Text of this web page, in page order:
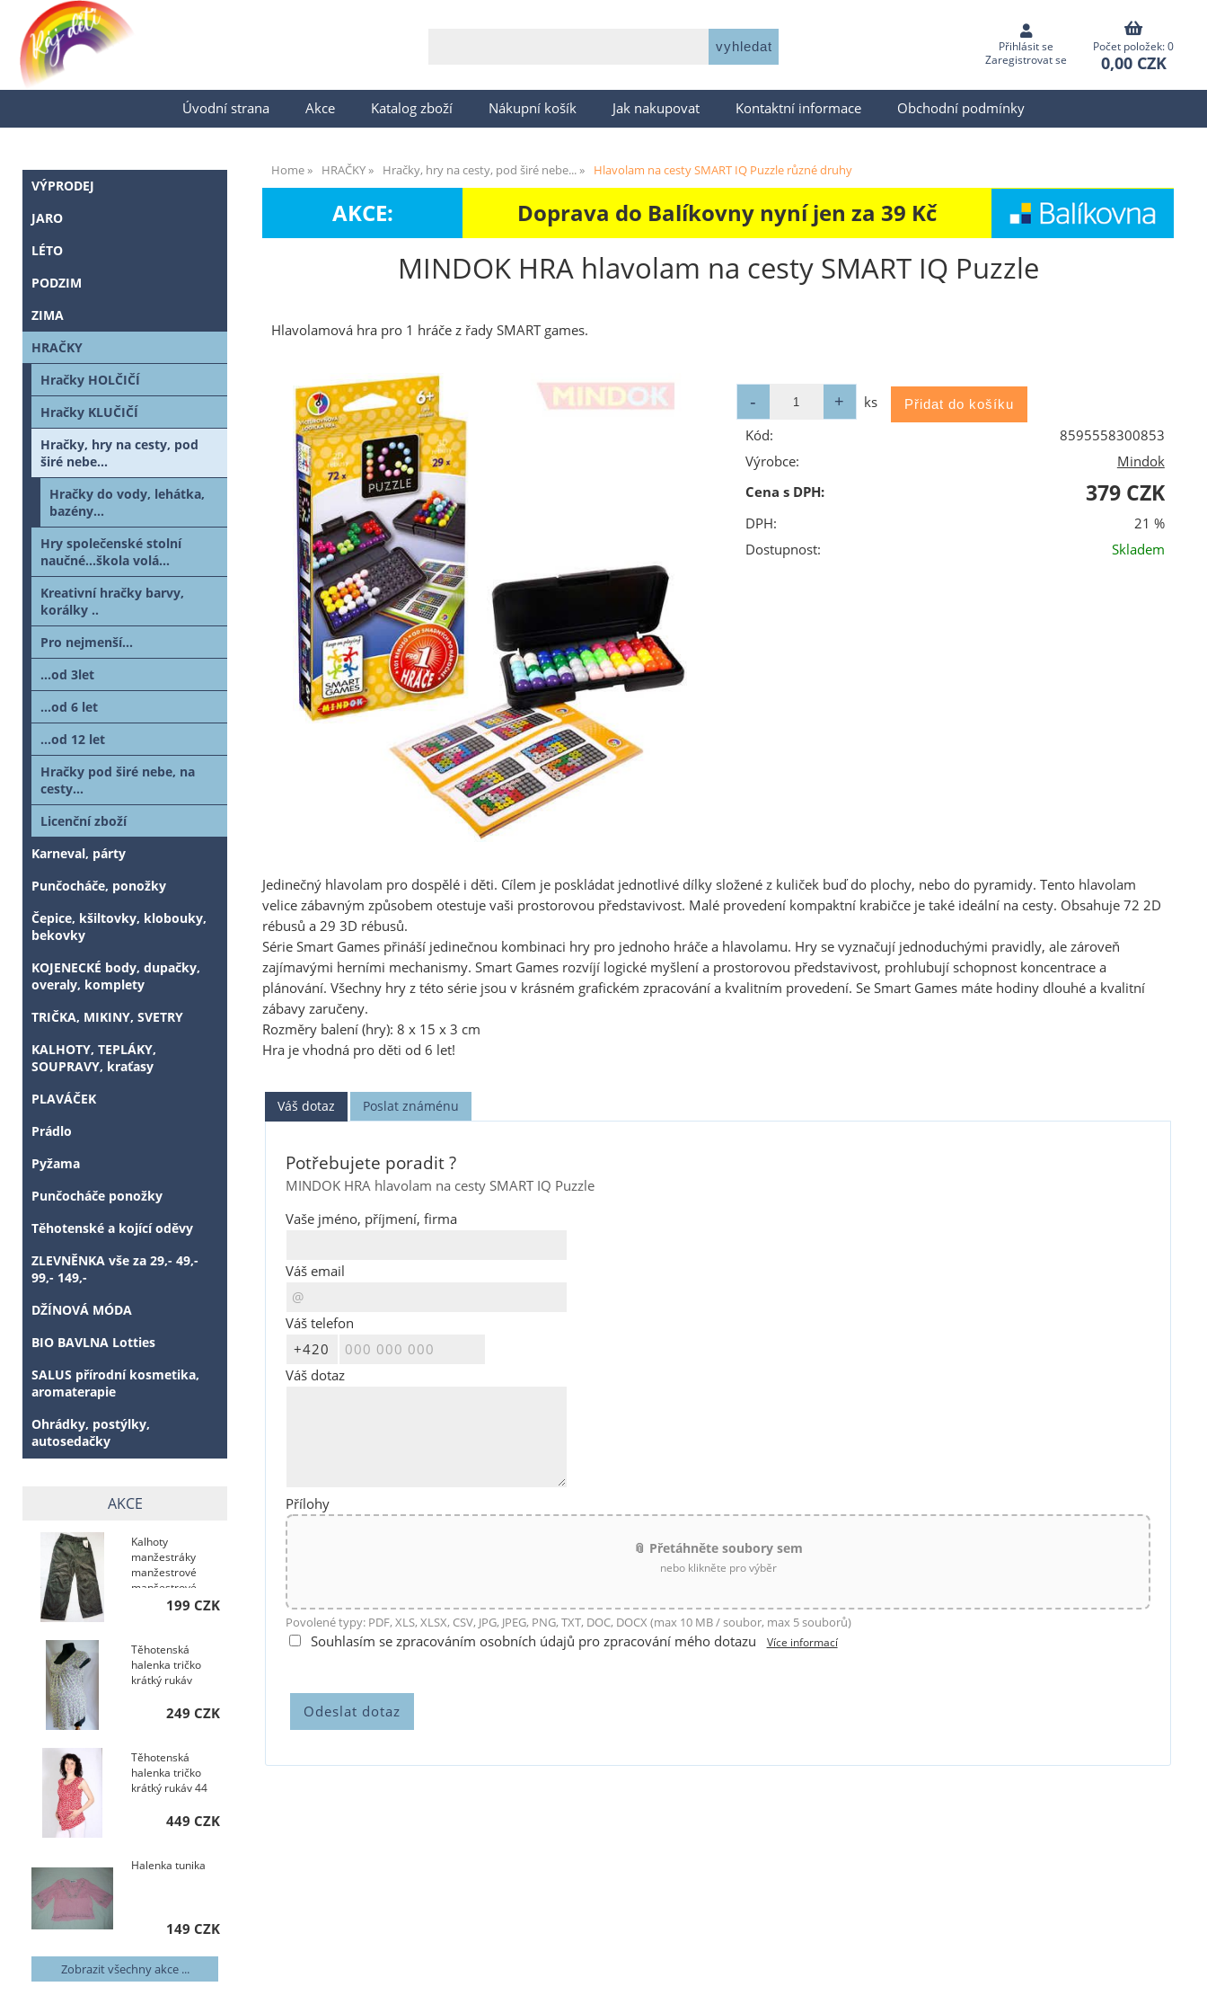
Přihlásit se
Zaregistrovat se
Počet položek: 0
0,00 CZK
Úvodní strana Akce Katalog zboží Nákupní košík Jak nakupovat Kontaktní informace Obchodní podmínky
Home HRAČKY Hračky, hry na cesty, pod širé nebe... Hlavolam na cesty SMART IQ Puzzle různé druhy
AKCE: Doprava do Balíkovny nyní jen za 39 Kč
MINDOK HRA hlavolam na cesty SMART IQ Puzzle
Hlavolamová hra pro 1 hráče z řady SMART games.
ks
Kód:
8595558300853
Výrobce:
Mindok
Cena s DPH:
379 CZK
DPH:
21 %
Dostupnost:
Skladem
Jedinečný hlavolam pro dospělé i děti. Cílem je poskládat jednotlivé dílky složené z kuliček buď do plochy, nebo do pyramidy. Tento hlavolam
velice zábavným způsobem otestuje vaši prostorovou představivost. Malé provedení kompaktní krabičce je také ideální na cesty. Obsahuje 72 2D
rébusů a 29 3D rébusů.
Série Smart Games přináší jedinečnou kombinaci hry pro jednoho hráče a hlavolamu. Hry se vyznačují jednoduchými pravidly, ale zároveň
zajímavými herními mechanismy. Smart Games rozvíjí logické myšlení a prostorovou představivost, prohlubují schopnost koncentrace a
plánování. Všechny hry z této série jsou v krásném grafickém zpracování a kvalitním provedení. Se Smart Games máte hodiny dlouhé a kvalitní
zábavy zaručeny.
Rozměry balení (hry): 8 x 15 x 3 cm
Hra je vhodná pro děti od 6 let!
Váš dotaz Poslat známénu
Potřebujete poradit ?
MINDOK HRA hlavolam na cesty SMART IQ Puzzle
Vaše jméno, příjmení, firma
Váš email
Váš telefon
Váš dotaz
Přílohy
📎 Přetáhněte soubory sem
nebo klikněte pro výběr
Povolené typy: PDF, XLS, XLSX, CSV, JPG, JPEG, PNG, TXT, DOC, DOCX (max 10 MB / soubor, max 5 souborů)
Souhlasím se zpracováním osobních údajů pro zpracování mého dotazu Více informací
VÝPRODEJ
JARO
LÉTO
PODZIM
ZIMA
HRAČKY
Hračky HOLČIČÍ
Hračky KLUČIČÍ
Hračky, hry na cesty, pod
širé nebe...
Hračky do vody, lehátka,
bazény...
Hry společenské stolní
naučné...škola volá...
Kreativní hračky barvy,
korálky ..
Pro nejmenší...
...od 3let
...od 6 let
...od 12 let
Hračky pod širé nebe, na
cesty...
Licenční zboží
Karneval, párty
Punčocháče, ponožky
Čepice, kšiltovky, klobouky,
bekovky
KOJENECKÉ body, dupačky,
overaly, komplety
TRIČKA, MIKINY, SVETRY
KALHOTY, TEPLÁKY,
SOUPRAVY, kraťasy
PLAVÁČEK
Prádlo
Pyžama
Punčocháče ponožky
Těhotenské a kojící oděvy
ZLEVNĚNKA vše za 29,- 49,-
99,- 149,-
DŽÍNOVÁ MÓDA
BIO BAVLNA Lotties
SALUS přírodní kosmetika,
aromaterapie
Ohrádky, postýlky,
autosedačky
AKCE
Kalhoty
manžestráky
manžestrové
manšestrové
199 CZK
Těhotenská
halenka tričko
krátký rukáv
249 CZK
Těhotenská
halenka tričko
krátký rukáv 44
449 CZK
Halenka tunika
149 CZK
Zobrazit všechny akce ...